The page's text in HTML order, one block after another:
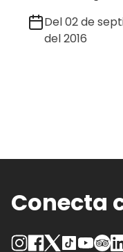
Del 02 de
del 2016
Conecta